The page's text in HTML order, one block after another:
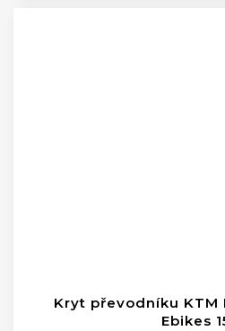
Kryt převodníku KTM
Ebikes